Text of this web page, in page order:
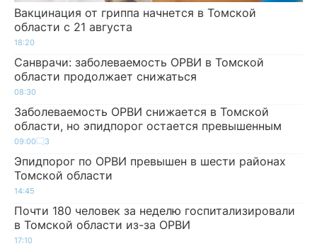
Вакцинация от гриппа начнется в Томской
области с 21 августа
18:20
Санврачи: заболеваемость ОРВИ в Томской
области продолжает снижаться
08:30
Заболеваемость ОРВИ снижается в Томской
области, но эпидпорог остается превышенным
09:00 3
Эпидпорог по ОРВИ превышен в шести районах
Томской области
14:45
Почти 180 человек за неделю госпитализировали
в Томской области из-за ОРВИ
17:10